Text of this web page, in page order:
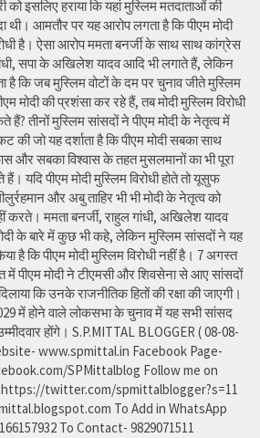
को इसलिए हराया कि यहां मुस्लिम मतदाताओं की
थी। आमतौर पर यह आरोप लगता है कि पीएम मोदी
है। ऐसा आरोप ममता बनर्जी के साथ साथ कांग्रेस
सपा के अखिलेश यादव आदि भी लगाते हैं, लेकिन
है कि जब मुस्लिम वोटों के दम पर चुनाव जीते मुस्लिम
मोदी की प्रशंसा कर रहे हैं, तब मोदी मुस्लिम विरोधी
हैं? तीनों मुस्लिम सांसदों ने पीएम मोदी के नेतृत्व में
की जो यह दर्शाता है कि पीएम मोदी सबका साथ
और सबका विश्वास के तहत मुसलमानों का भी पूरा
यदि पीएम मोदी मुस्लिम विरोधी होते तो यूसुफ
और अबु ताहिर भी भी मोदी के नेतृत्व को
करते। ममता बनर्जी, राहुल गांधी, अखिलेश यादव
के बारे में कुछ भी कहे, लेकिन मुस्लिम सांसदों ने यह
है कि पीएम मोदी मुस्लिम विरोधी नहीं है। 7 अगस्त
में पीएम मोदी ने टीएमसी और शिवसेना से आए सांसदों
कि उनके राजनीतिक हितों की रक्षा की जाएगी।
में होने वाले लोकसभा के चुनाव में यह सभी सांसद
होंगे। S.P.MITTAL BLOGGER ( 08-08-
www.spmittal.in Facebook Page-
SPMittalblog Follow me on
twitter.com/spmittalblogger?s=11
To Add in WhatsApp
To Contact- 9829071511